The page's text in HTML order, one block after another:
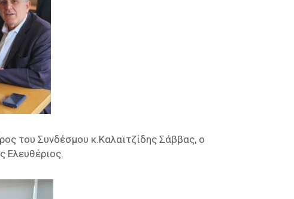
του Συνδέσμου κ.Καλαϊτζίδης Σάββας, ο
Ελευθέριος.